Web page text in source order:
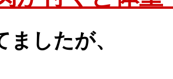
ましたが、